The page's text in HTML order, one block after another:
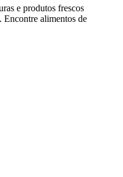
e produtos frescos
Encontre alimentos de